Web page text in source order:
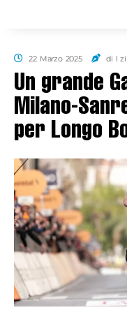
22 Marzo 2025 di l
Un grande
Milano-
per Longo